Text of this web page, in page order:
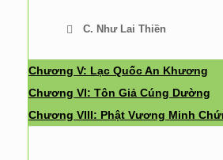
C. Như Lai Thiền
Chương V: Lạc Quốc An Khương
Chương VI: Tôn Giả Cúng Dường
Chương VIII: Phật Vương Minh